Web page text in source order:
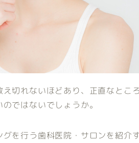
切れないほどあり、正直なとこ
ではないでしょうか。
を行う歯科医院・サロンを紹介